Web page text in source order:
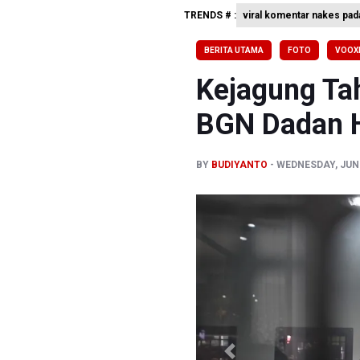
995
Swiss-
TRENDS # : viral komentar nakes
BERITA UTAMA FOTO
Kejagung
BGN Dadan
BY BUDIYANTO WEDNESDAY,